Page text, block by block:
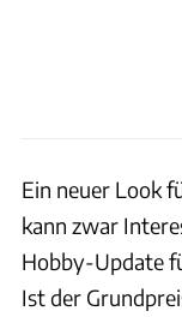
Ein neuer Look
kann zwar
Hobby-Update
Ist der